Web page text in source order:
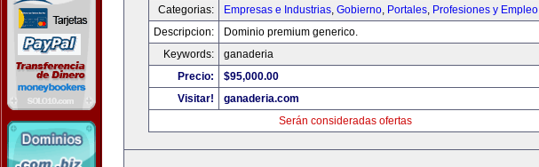
Categorias:
Empresas e Industrias, Gobierno, Portales, Profesiones y Empleo
Descripcion:
Dominio premium generico.
Keywords:
ganaderia
Precio:
$95,000.00
Visitar!
ganaderia.com
Serán consideradas ofertas